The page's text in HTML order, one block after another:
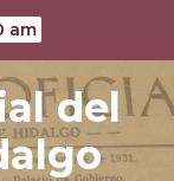
am
del